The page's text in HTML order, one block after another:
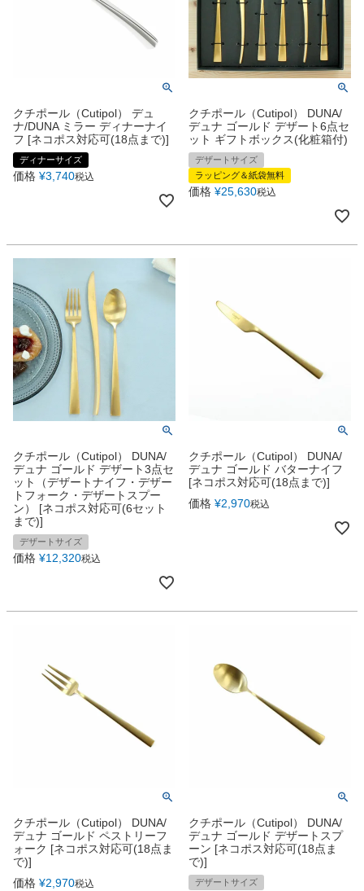
クチポール（Cutipol） デュ
ナ/DUNA ミラー ディナーナイ
フ [ネコポス対応可(18点まで)]
ディナーサイズ
価格 ¥3,740税込
クチポール（Cutipol） DUNA/
デュナ ゴールド デザート6点セ
ット ギフトボックス(化粧箱付)
デザートサイズ
ラッピング＆紙袋無料
価格 ¥25,630税込
クチポール（Cutipol） DUNA/
デュナ ゴールド デザート3点セ
ット（デザートナイフ・デザー
トフォーク・デザートスプー
ン） [ネコポス対応可(6セット
まで)]
デザートサイズ
価格 ¥12,320税込
クチポール（Cutipol） DUNA/
デュナ ゴールド バターナイフ
[ネコポス対応可(18点まで)]
価格 ¥2,970税込
クチポール（Cutipol） DUNA/
デュナ ゴールド ペストリーフ
ォーク [ネコポス対応可(18点ま
で)]
価格 ¥2,970税込
クチポール（Cutipol） DUNA/
デュナ ゴールド デザートスプ
ーン [ネコポス対応可(18点ま
で)]
デザートサイズ